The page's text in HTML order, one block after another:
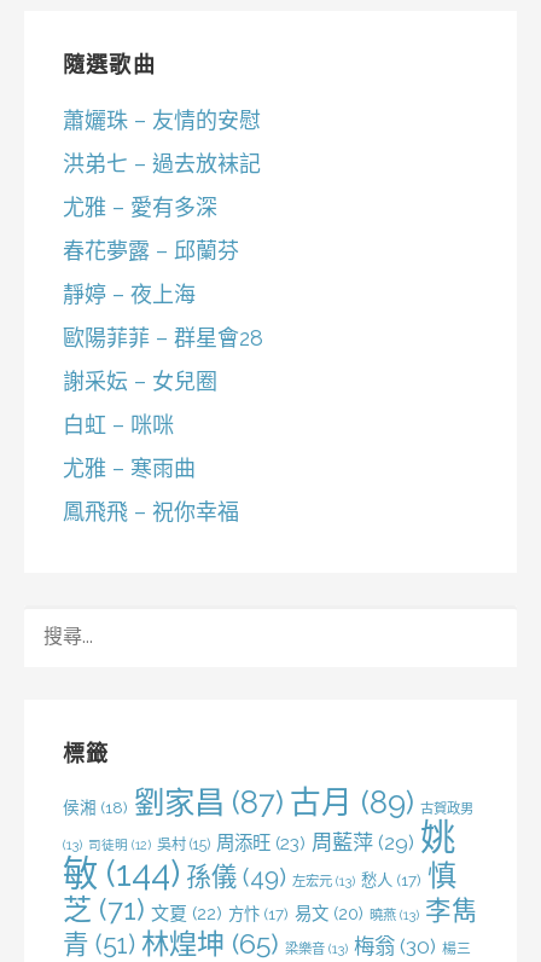
隨選歌曲
蕭孋珠 – 友情的安慰
洪弟七 – 過去放袜記
尤雅 – 愛有多深
春花夢露 – 邱蘭芬
靜婷 – 夜上海
歐陽菲菲 – 群星會28
謝采妘 – 女兒圈
白虹 – 咪咪
尤雅 – 寒雨曲
鳳飛飛 – 祝你幸福
標籤
侯湘 (18) 劉家昌 (87) 古月 (89) 古賀政男
(13) 司徒明 (12) 吳村 (15) 周添旺 (23) 周藍萍 (29) 姚
敏 (144) 孫儀 (49) 左宏元 (13) 愁人 (17) 慎
芝 (71) 文夏 (22) 方忭 (17) 易文 (20) 曉燕 (13) 李雋
青 (51) 林煌坤 (65) 梁樂音 (13) 梅翁 (30) 楊三